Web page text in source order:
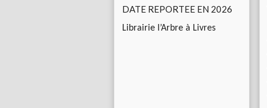
DATE REPORTEE EN 2026
Librairie l’Arbre à Livres